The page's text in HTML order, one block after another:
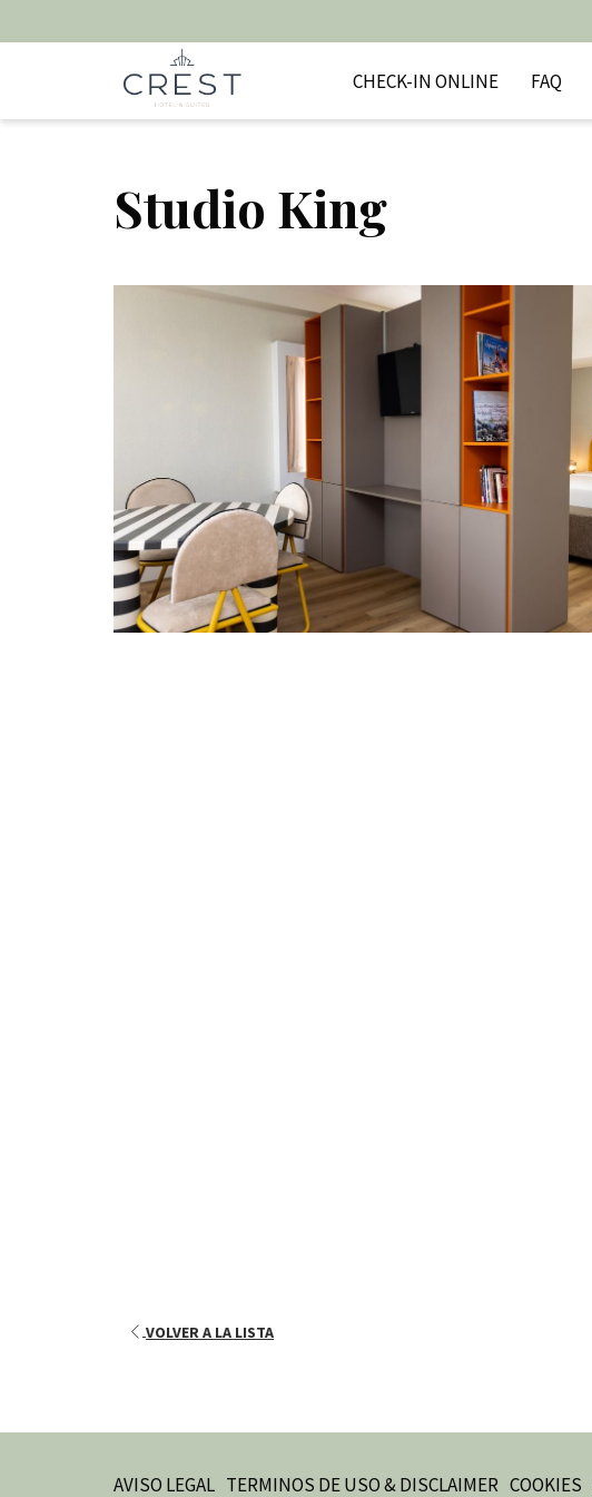
CHECK-IN ONLINE FAQ
Studio King
VOLVER A LA LISTA
AVISO LEGAL TERMINOS DE USO & DISCLAIMER COOKIES